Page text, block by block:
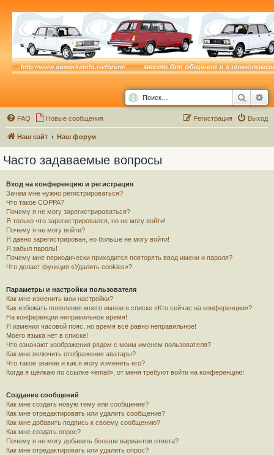
Поиск
FAQ Новые сообщения Выход
Регистрация
Наш сайт Наш форум
Часто задаваемые вопросы
Вход на конференцию и регистрация
Зачем мне нужно регистрироваться?
Что такое COPPA?
Почему я не могу зарегистрироваться?
Я только что зарегистрировался, но не могу войти!
Почему я не могу войти?
Я давно зарегистрирован, но больше не могу войти!
Я забыл пароль!
Почему мне периодически приходится повторять ввод имени и пароля?
Что делает функция «Удалить cookies»?
Параметры и настройки пользователя
Как мне изменить мои настройки?
Как избежать появления моего имени в списке «Кто сейчас на конференции»?
На конференции неправильное время!
Я изменил часовой пояс, но время всё равно неправильное!
Моего языка нет в списке!
Что означают изображения рядом с моим именем пользователя?
Как мне включить отображение аватары?
Что такое звание и как я могу изменить его?
Когда я щёлкаю по ссылке «email», от меня требуют войти на конференцию!
Создание сообщений
Как мне создать новую тему или сообщение?
Как мне отредактировать или удалить сообщение?
Как мне добавить подпись к своему сообщению?
Как мне создать опрос?
Почему я не могу добавить больше вариантов ответа?
Как мне отредактировать или удалить опрос?